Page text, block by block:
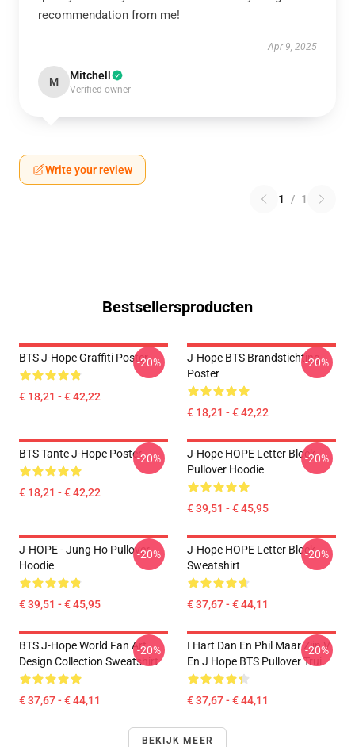
recommendation from me!
Apr 9, 2025
M Mitchell
Verified owner
Write your review
1 / 1
Bestsellersproducten
BTS J-Hope Graffiti Poster
€ 18,21 - € 42,22
-20%
J-Hope BTS Brandstichting
Poster
€ 18,21 - € 42,22
-20%
BTS Tante J-Hope Poster
€ 18,21 - € 42,22
-20%
J-Hope HOPE Letter Block
Pullover Hoodie
€ 39,51 - € 45,95
-20%
J-HOPE - Jung Ho Pullover
Hoodie
€ 39,51 - € 45,95
-20%
J-Hope HOPE Letter Block
Sweatshirt
€ 37,67 - € 44,11
-20%
BTS J-Hope World Fan Art
Design Collection Sweatshirt
€ 37,67 - € 44,11
-20%
I Hart Dan En Phil Maar Zijn V
En J Hope BTS Pullover Trui
€ 37,67 - € 44,11
-20%
BEKIJK MEER